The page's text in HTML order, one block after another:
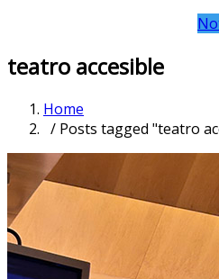
teatro accesible
Home
/ Posts tagged "teatro